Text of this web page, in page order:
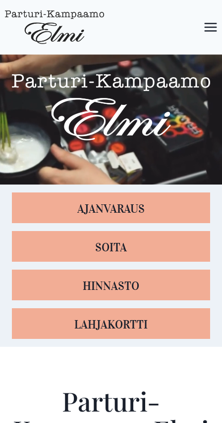
sisältöön
AJANVARAUS
SOITA
HINNASTO
LAHJAKORTTI
Parturi-